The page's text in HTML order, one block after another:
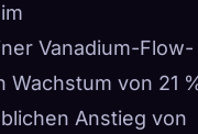
Vanadium-Flow-
Wachstum von 21
Anstieg von